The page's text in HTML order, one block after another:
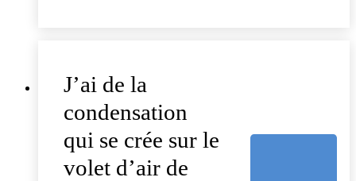
J’ai de la
condensation
qui se crée sur le
volet d’air de